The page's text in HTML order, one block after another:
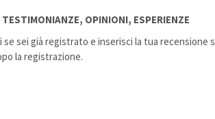
OPINIONI, ESPERIENZE
sei già registrato e inserisci la tua recensione
la registrazione.